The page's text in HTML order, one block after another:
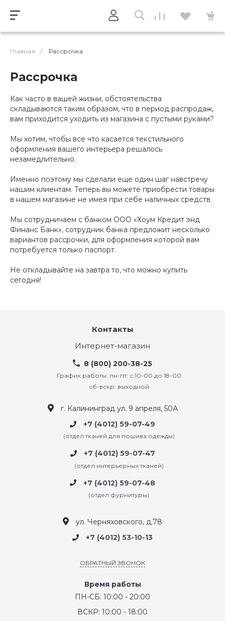
Главная / Рассрочка
Рассрочка
Как часто в вашей жизни, обстоятельства
складываются таким образом, что в период распродаж,
вам приходится уходить из магазина с пустыми руками?
Мы хотим, чтобы все что касается текстильного
оформления вашего интерьера решалось
незамедлительно.
Именно поэтому мы сделали еще один шаг навстречу
нашим клиентам. Теперь вы можете приобрести товары
в нашем магазине не имея при себе наличных средств.
Мы сотрудничаем с банком ООО «Хоум Кредит энд
Финанс Банк», сотрудник банка предложит несколько
вариантов рассрочки, для оформления которой вам
потребуется только паспорт.
Не откладывайте на завтра то, что можно купить
сегодня!
Контакты
Интернет-магазин
8 (800) 200-38-25
График работы: пн-пт: с 10-00 до 18-00
сб-вскр: выходной
г. Калининград ул. 9 апреля, 50А
+7 (4012) 59-07-49
(отдел тканей для пошива одежды)
+7 (4012) 59-07-47
(отдел интерьерных тканей)
+7 (4012) 59-07-48
(отдел фурнитуры)
ул. Черняховского, д.78
+7 (4012) 53-10-13
ОБРАТНЫЙ ЗВОНОК
Время работы
ПН-СБ: 10:00 - 20:00
ВСКР: 10:00 - 18:00